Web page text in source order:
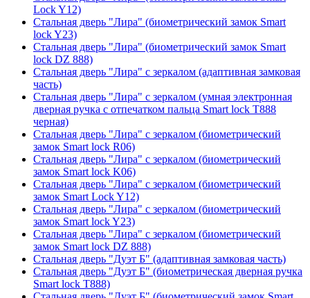
Lock Y12)
Стальная дверь "Лира" (биометрический замок Smart
lock Y23)
Стальная дверь "Лира" (биометрический замок Smart
lock DZ 888)
Стальная дверь "Лира" с зеркалом (адаптивная замковая
часть)
Стальная дверь "Лира" с зеркалом (умная электронная
дверная ручка с отпечатком пальца Smart lock T888
черная)
Стальная дверь "Лира" с зеркалом (биометрический
замок Smart lock R06)
Стальная дверь "Лира" с зеркалом (биометрический
замок Smart lock K06)
Стальная дверь "Лира" с зеркалом (биометрический
замок Smart Lock Y12)
Стальная дверь "Лира" с зеркалом (биометрический
замок Smart lock Y23)
Стальная дверь "Лира" с зеркалом (биометрический
замок Smart lock DZ 888)
Стальная дверь "Дуэт Б" (адаптивная замковая часть)
Стальная дверь "Дуэт Б" (биометрическая дверная ручка
Smart lock T888)